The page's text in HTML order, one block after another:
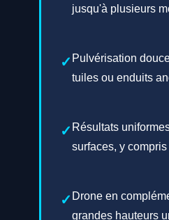
jusqu'à plusieurs
Pulvérisation
tuiles ou enduits
Résultats
surfaces, y
Drone en
grandes hauteurs